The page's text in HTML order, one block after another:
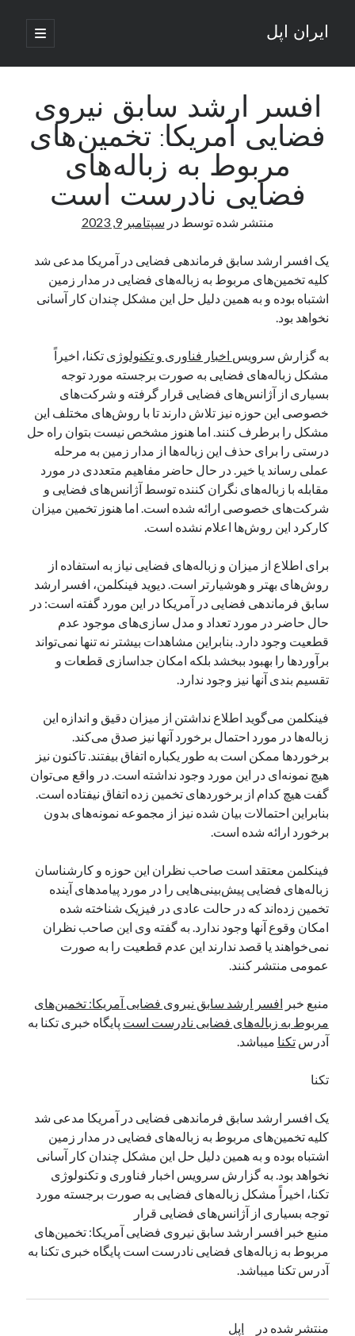
ایران اپل
باز
کردن
اصلی
نوار
کناری
نوشته‌های تازه
راه‌های اتصال موبایل و کامپیوتر به یکدیگر: تجربه‌ای یکپارچه و کاربردی
انتقاد کاربران از اتمام زودهنگام بسته‌های اینترنت ایرانسل همزمان با شرایط
ادعای نت‌بلاکس: قطعی اینترنت ایران بیش از 120 ساعت ادامه یافت؛ اتصال
قطعی اینترنت در ایران از مرز 48 ساعت گذشت!
گوشی HMD Luma با دوربین 50 مگاپیکسل و نمایشگر 120 هرتز رونمایی شد
یک نویسنده دیدگاه وردپرسدر تعمیرات تخصصی فیس آیدی
بایگانی‌ها
مارس 2026
فوریه 2026
ژانویه 2026
دسامبر 2025
نوامبر 2025
جولای 2025
ژوئن 2025
می 2025
آوریل 2025
مارس 2025
فوریه 2025
ژانویه 2025
نوامبر 2024
اکتبر 2024
سپتامبر 2024
آگوست 2024
ژوئن 2024
می 2024
مارس 2024
فوریه 2024
ژانویه 2024
دسامبر 2023
نوامبر 2023
اکتبر 2023
آگوست 2023
جولای 2023
دسامبر 2022
دسته‌ها
اپل
دسته‌بندی نشده
افسر ارشد سابق نیروی
فضایی آمریکا: تخمین‌های
مربوط به زباله‌های
فضایی نادرست است
منتشر شده توسطدر سپتامبر 9, 2023
یک افسر ارشد سابق فرماندهی فضایی در آمریکا مدعی شد
کلیه تخمین‌های مربوط به زباله‌های فضایی در مدار زمین
اشتباه بوده و به همین دلیل حل این مشکل چندان کار آسانی
نخواهد بود.
به گزارش سرویس اخبار فناوری و تکنولوژی تکنا، اخیراً
مشکل زباله‌های فضایی به صورت برجسته مورد توجه
بسیاری از آژانس‌های فضایی قرار گرفته و شرکت‌های
خصوصی این حوزه نیز تلاش دارند تا با روش‌های مختلف این
مشکل را برطرف کنند. اما هنوز مشخص نیست بتوان راه حل
درستی را برای حذف این زباله‌ها از مدار زمین به مرحله
عملی رساند یا خیر. در حال حاضر مفاهیم متعددی در مورد
مقابله با زباله‌های نگران کننده توسط آژانس‌های فضایی و
شرکت‌های خصوصی ارائه شده است. اما هنوز تخمین میزان
کارکرد این روش‌ها اعلام نشده است.
برای اطلاع از میزان و زباله‌های فضایی نیاز به استفاده از
روش‌های بهتر و هوشیارتر است. دیوید فینکلمن، افسر ارشد
سابق فرماندهی فضایی در آمریکا در این مورد گفته است: در
حال حاضر در مورد تعداد و مدل سازی‌های موجود عدم
قطعیت وجود دارد. بنابراین مشاهدات بیشتر نه تنها نمی‌تواند
برآوردها را بهبود ببخشد بلکه امکان جداسازی قطعات و
تقسیم بندی آنها نیز وجود ندارد.
فینکلمن می‌گوید اطلاع نداشتن از میزان دقیق و اندازه این
زباله‌ها در مورد احتمال برخورد آنها نیز صدق می‌کند.
برخوردها ممکن است به طور یکباره اتفاق بیفتند. تاکنون نیز
هیچ نمونه‌ای در این مورد وجود نداشته است. در واقع می‌توان
گفت هیچ کدام از برخوردهای تخمین زده اتفاق نیفتاده است.
بنابراین احتمالات بیان شده نیز از مجموعه نمونه‌های بدون
برخورد ارائه شده است.
فینکلمن معتقد است صاحب نظران این حوزه و کارشناسان
زباله‌های فضایی پیش‌بینی‌هایی را در مورد پیامدهای آینده
تخمین زده‌اند که در حالت عادی در فیزیک شناخته شده
امکان وقوع آنها وجود ندارد. به گفته وی این صاحب نظران
نمی‌خواهند یا قصد ندارند این عدم قطعیت را به صورت
عمومی منتشر کنند.
منبع خبر افسر ارشد سابق نیروی فضایی آمریکا: تخمین‌های
مربوط به زباله‌های فضایی نادرست است پایگاه خبری تکنا به
آدرستکنا میباشد.
تکنا
یک افسر ارشد سابق فرماندهی فضایی در آمریکا مدعی شد
کلیه تخمین‌های مربوط به زباله‌های فضایی در مدار زمین
اشتباه بوده و به همین دلیل حل این مشکل چندان کار آسانی
نخواهد بود. به گزارش سرویس اخبار فناوری و تکنولوژی
تکنا، اخیراً مشکل زباله‌های فضایی به صورت برجسته مورد
توجه بسیاری از آژانس‌های فضایی قرار
منبع خبر افسر ارشد سابق نیروی فضایی آمریکا: تخمین‌های
مربوط به زباله‌های فضایی نادرست است پایگاه خبری تکنا به
آدرس تکنا میباشد.
منتشر شده در اپل